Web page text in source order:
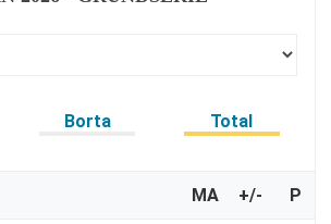
Borta Total
MA +/- P